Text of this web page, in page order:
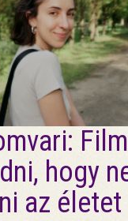
hogy
az életet